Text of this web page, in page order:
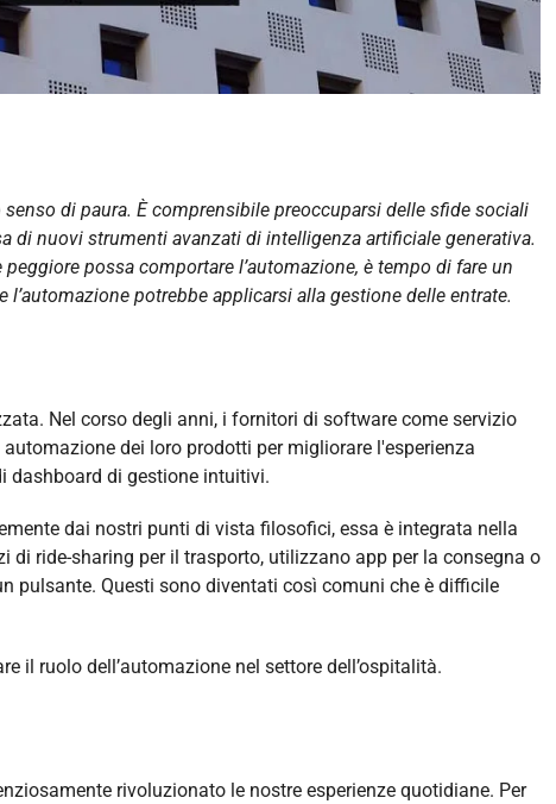
di paura. È comprensibile preoccuparsi delle sfide sociali
di nuovi strumenti avanzati di intelligenza artificiale generativa.
possa comportare l’automazione, è tempo di fare un
potrebbe applicarsi alla gestione delle entrate.
Nel corso degli anni, i fornitori di software come servizio
dei loro prodotti per migliorare l'esperienza
dashboard di gestione intuitivi.
dai nostri punti di vista filosofici, essa è integrata nella
ride-sharing per il trasporto, utilizzano app per la consegna o
pulsante. Questi sono diventati così comuni che è difficile
il ruolo dell’automazione nel settore dell’ospitalità.
rivoluzionato le nostre esperienze quotidiane. Per